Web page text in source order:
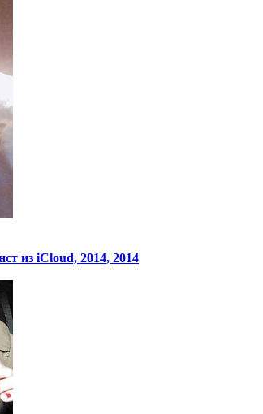
из iCloud, 2014, 2014